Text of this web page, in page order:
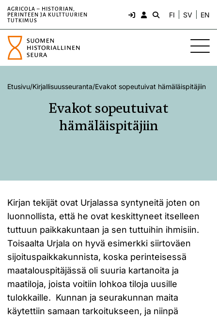
AGRICOLA – HISTORIAN,
PERINTEEN JA KULTTUURIEN
TUTKIMUS
FI SV EN
Etusivu/Kirjallisuusseuranta/Evakot sopeutuivat hämäläispitäjiin
Evakot sopeutuivat
hämäläispitäjiin
Kirjan tekijät ovat Urjalassa syntyneitä joten on
luonnollista, että he ovat keskittyneet itselleen
tuttuun paikkakuntaan ja sen tuttuihin ihmisiin.
Toisaalta Urjala on hyvä esimerkki siirtoväen
sijoituspaikkakunnista, koska perinteisessä
maatalouspitäjässä oli suuria kartanoita ja
maatiloja, joista voitiin lohkoa tiloja uusille
tulokkaille. Kunnan ja seurakunnan maita
käytettiin samaan tarkoitukseen, ja niinpä